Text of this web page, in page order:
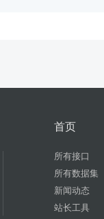
首页
所有接口
所有数据集
新闻动态
站长工具